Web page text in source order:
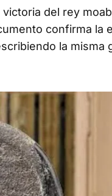
del rey
confirma la
la misma